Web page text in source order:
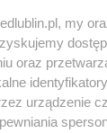
z treści
my
oraz
urządzenie